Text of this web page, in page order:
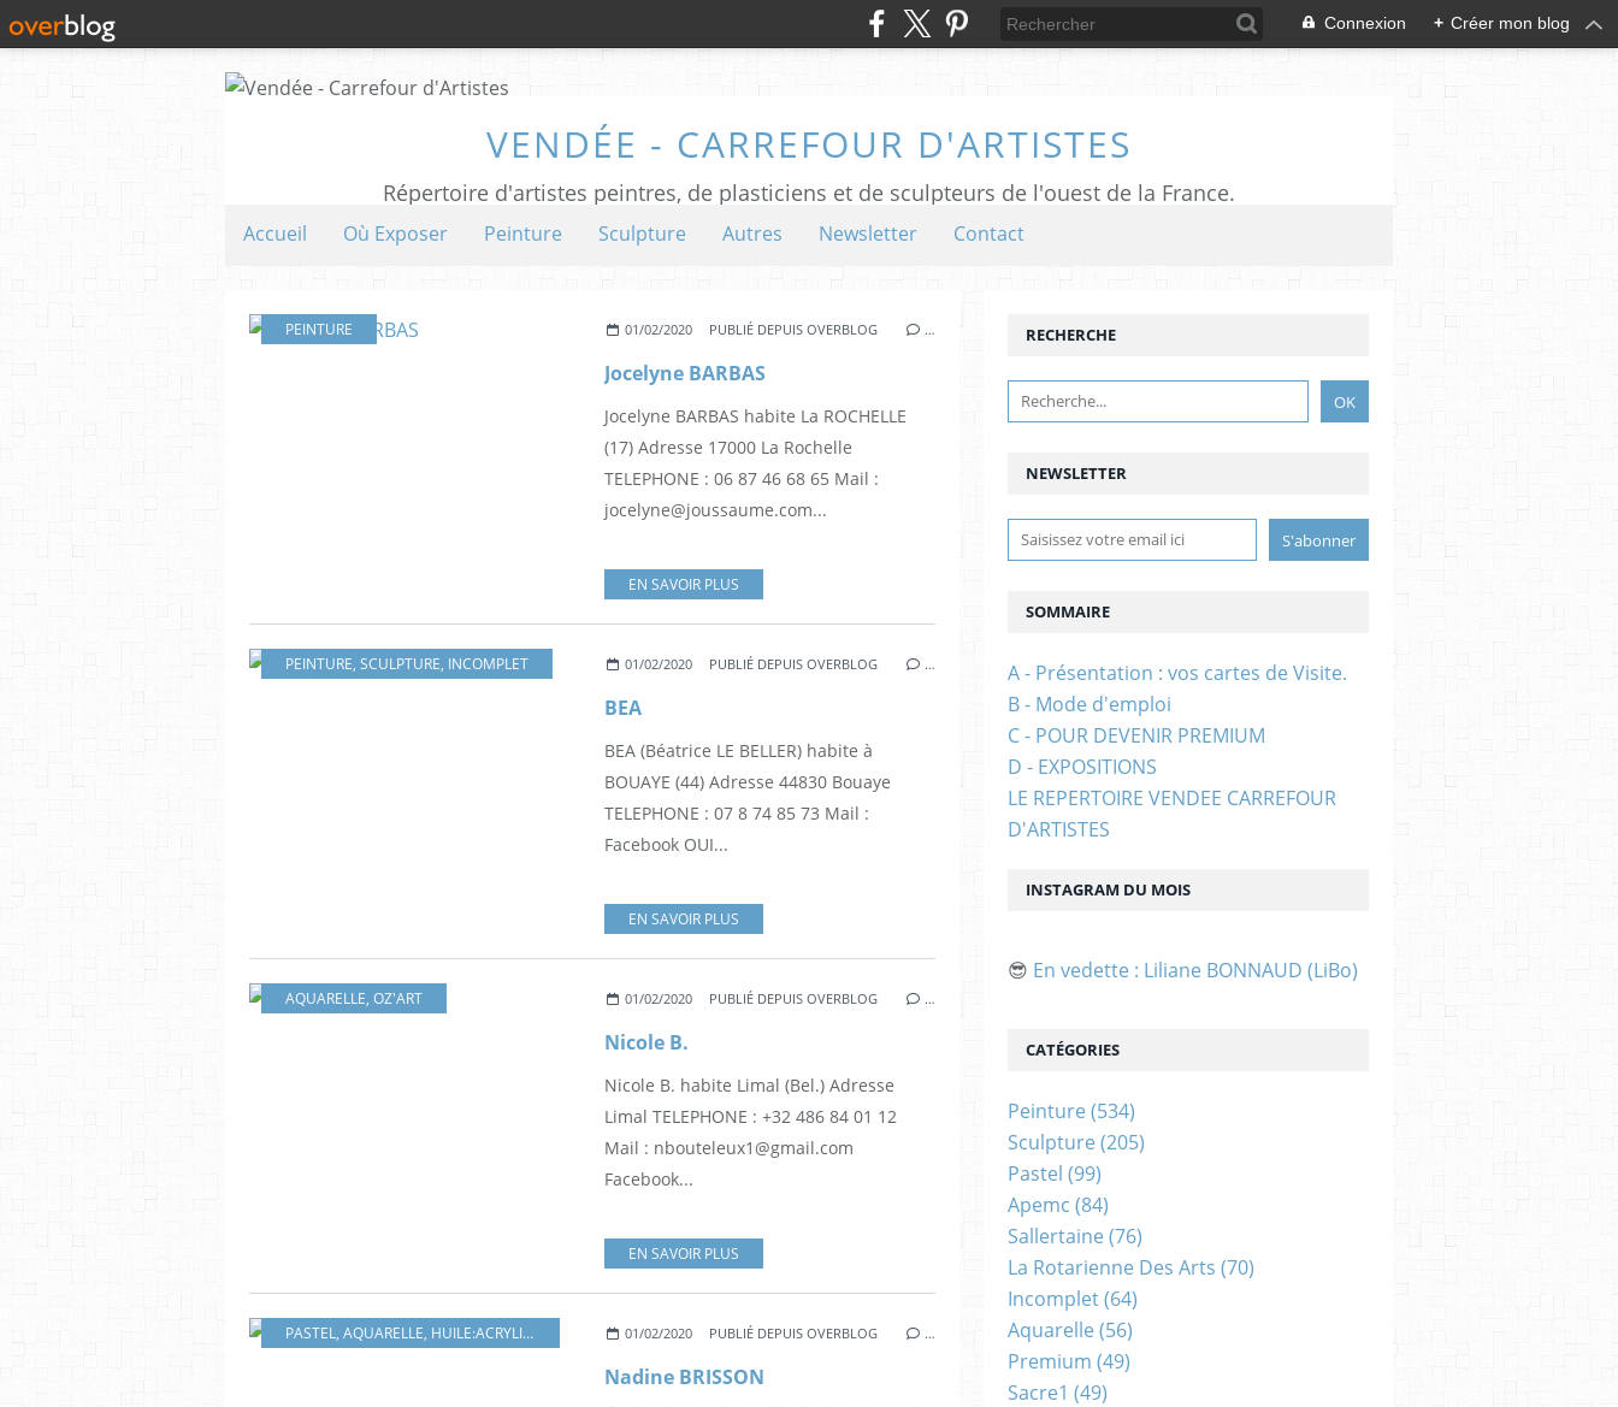
Connexion + Créer mon blog
VENDÉE - CARREFOUR D'ARTISTES
Répertoire d'artistes peintres, de plasticiens et de sculpteurs de l'ouest de la France.
Accueil Où Exposer Peinture Sculpture Autres Newsletter Contact
PEINTURE 01/02/2020 PUBLIÉ DEPUIS OVERBLOG …
Jocelyne BARBAS
Jocelyne BARBAS habite La ROCHELLE
(17) Adresse 17000 La Rochelle
TELEPHONE : 06 87 46 68 65 Mail :
jocelyne@joussaume.com...
EN SAVOIR PLUS
PEINTURE, SCULPTURE, INCOMPLET 01/02/2020 PUBLIÉ DEPUIS OVERBLOG …
BEA
BEA (Béatrice LE BELLER) habite à
BOUAYE (44) Adresse 44830 Bouaye
TELEPHONE : 07 8 74 85 73 Mail :
Facebook OUI...
EN SAVOIR PLUS
AQUARELLE, OZ'ART 01/02/2020 PUBLIÉ DEPUIS OVERBLOG …
Nicole B.
Nicole B. habite Limal (Bel.) Adresse
Limal TELEPHONE : +32 486 84 01 12
Mail : nbouteleux1@gmail.com
Facebook...
EN SAVOIR PLUS
PASTEL, AQUARELLE, HUILE:ACRYLIQUE 01/02/2020 PUBLIÉ DEPUIS OVERBLOG …
Nadine BRISSON
NEWSLETTER
RECHERCHE
SOMMAIRE
A - Présentation : vos cartes de Visite.
B - Mode d'emploi
C - POUR DEVENIR PREMIUM
D - EXPOSITIONS
LE REPERTOIRE VENDEE CARREFOUR
D'ARTISTES
CATÉGORIES
Peinture (534)
Sculpture (205)
Pastel (99)
Apemc (84)
Sallertaine (76)
La Rotarienne Des Arts (70)
Incomplet(64)
Aquarelle (56)
Premium (49)
Sacre1 (49)
INSTAGRAM DU MOIS
😎 En vedette : Liliane BONNAUD (LiBo)